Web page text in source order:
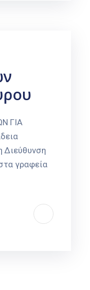
ΓΙΑ
Διεύθυνση
γραφεία